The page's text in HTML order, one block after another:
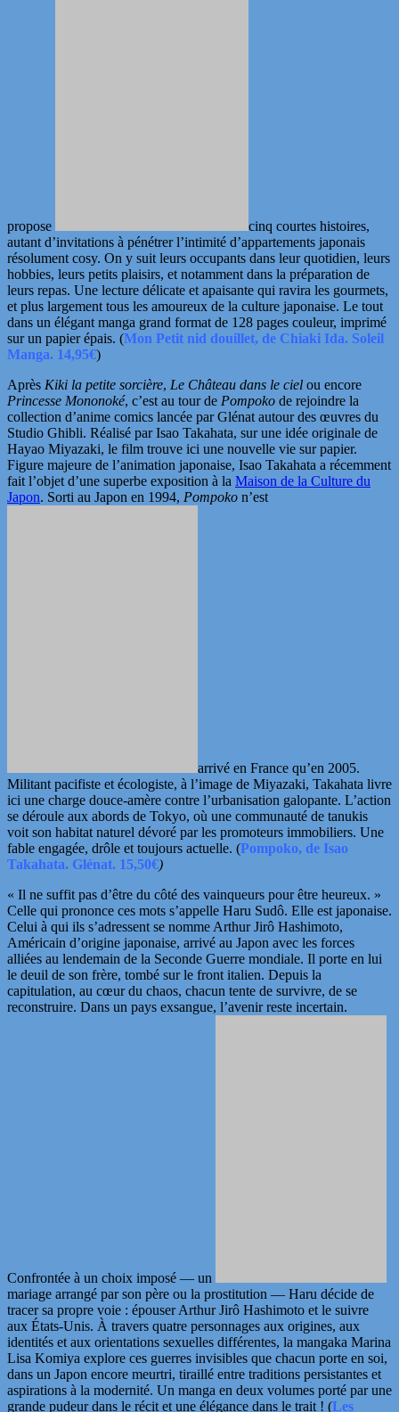
propose
cinq courtes histoires,
autant d’invitations à pénétrer l’intimité d’appartements japonais
résolument cosy. On y suit leurs occupants dans leur quotidien, leurs
hobbies, leurs petits plaisirs, et notamment dans la préparation de
leurs repas. Une lecture délicate et apaisante qui ravira les gourmets,
et plus largement tous les amoureux de la culture japonaise. Le tout
dans un élégant manga grand format de 128 pages couleur, imprimé
sur un papier épais. (Mon Petit nid douillet, de Chiaki Ida. Soleil
Manga. 14,95€)
Après Kiki la petite sorcière, Le Château dans le ciel ou encore
Princesse Mononoké, c’est au tour de Pompoko de rejoindre la
collection d’anime comics lancée par Glénat autour des œuvres du
Studio Ghibli. Réalisé par Isao Takahata, sur une idée originale de
Hayao Miyazaki, le film trouve ici une nouvelle vie sur papier.
Figure majeure de l’animation japonaise, Isao Takahata a récemment
fait l’objet d’une superbe exposition à la Maison de la Culture du
Japon. Sorti au Japon en 1994, Pompoko n’est
arrivé en France qu’en 2005.
Militant pacifiste et écologiste, à l’image de Miyazaki, Takahata livre
ici une charge douce-amère contre l’urbanisation galopante. L’action
se déroule aux abords de Tokyo, où une communauté de tanukis
voit son habitat naturel dévoré par les promoteurs immobiliers. Une
fable engagée, drôle et toujours actuelle. (Pompoko, de Isao
Takahata. Glénat. 15,50€)
« Il ne suffit pas d’être du côté des vainqueurs pour être heureux. »
Celle qui prononce ces mots s’appelle Haru Sudô. Elle est japonaise.
Celui à qui ils s’adressent se nomme Arthur Jirô Hashimoto,
Américain d’origine japonaise, arrivé au Japon avec les forces
alliées au lendemain de la Seconde Guerre mondiale. Il porte en lui
le deuil de son frère, tombé sur le front italien. Depuis la
capitulation, au cœur du chaos, chacun tente de survivre, de se
reconstruire. Dans un pays exsangue, l’avenir reste incertain.
Confrontée à un choix imposé — un
mariage arrangé par son père ou la prostitution — Haru décide de
tracer sa propre voie : épouser Arthur Jirô Hashimoto et le suivre
aux États-Unis. À travers quatre personnages aux origines, aux
identités et aux orientations sexuelles différentes, la mangaka Marina
Lisa Komiya explore ces guerres invisibles que chacun porte en soi,
dans un Japon encore meurtri, tiraillé entre traditions persistantes et
aspirations à la modernité. Un manga en deux volumes porté par une
grande pudeur dans le récit et une élégance dans le trait ! (Les